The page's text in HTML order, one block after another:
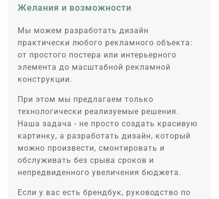
Желания и возможности
Мы можем разработать дизайн
практически любого рекламного объекта:
от простого постера или интерьерного
элемента до масштабной рекламной
конструкции.
При этом мы предлагаем только
технологически реализуемые решения.
Наша задача - не просто создать красивую
картинку, а разработать дизайн, который
можно произвести, смонтировать и
обслуживать без срыва сроков и
непредвиденного увеличения бюджета.
Если у вас есть брендбук, руководство по